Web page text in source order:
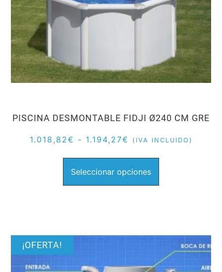
PISCINA DESMONTABLE FIDJI Ø240 CM GRE
1.018,82€ - 1.194,27€ (IVA INCLUIDO)
Seleccionar opciones
¡OFERTA!